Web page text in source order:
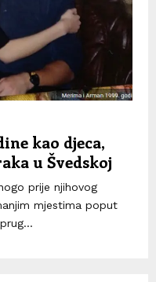
kao djeca,
u Švedskoj
prije njihovog
mjestima poput